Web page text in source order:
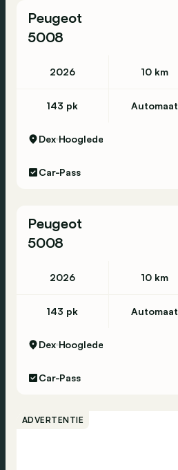
Peugeot
5008
2026 10 km
143 pk Automaat
Dex Hooglede
Car-Pass
Peugeot
5008
2026 10 km
143 pk Automaat
Dex Hooglede
Car-Pass
ADVERTENTIE